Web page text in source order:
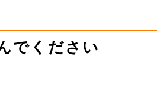
でください